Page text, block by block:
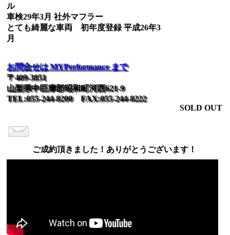
ル
車検29年3月 社外マフラー
とても綺麗な車両 初年度登録 平成26年3
月
お問合せは MYPerformance まで
〒409-3851
山梨県中巨摩郡昭和町河西621-9
TEL:055-244-8200 FAX:055-244-8222
SOLD OUT
ご成約頂きました！ありがとうございます！